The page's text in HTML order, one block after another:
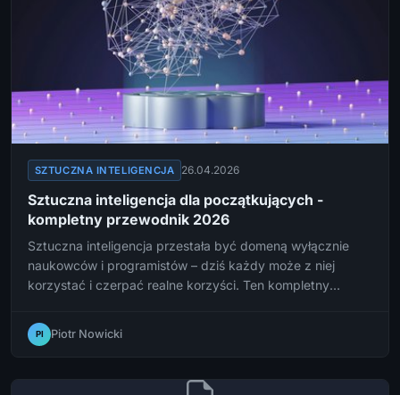
SZTUCZNA INTELIGENCJA 26.04.2026
Sztuczna inteligencja dla początkujących -
kompletny przewodnik 2026
Sztuczna inteligencja przestała być domeną wyłącznie
naukowców i programistów – dziś każdy może z niej
korzystać i czerpać realne korzyści. Ten kompletny
AI, poznać najważniejsze narzędzia i zacząć używać ich
w codziennym życiu.
PI Piotr Nowicki